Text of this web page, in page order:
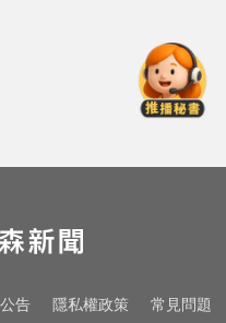
重砲！張志
銷
？蔣萬安：
公告 隱私權政策 常見問題